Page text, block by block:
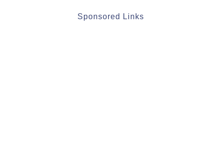
Sponsored Links